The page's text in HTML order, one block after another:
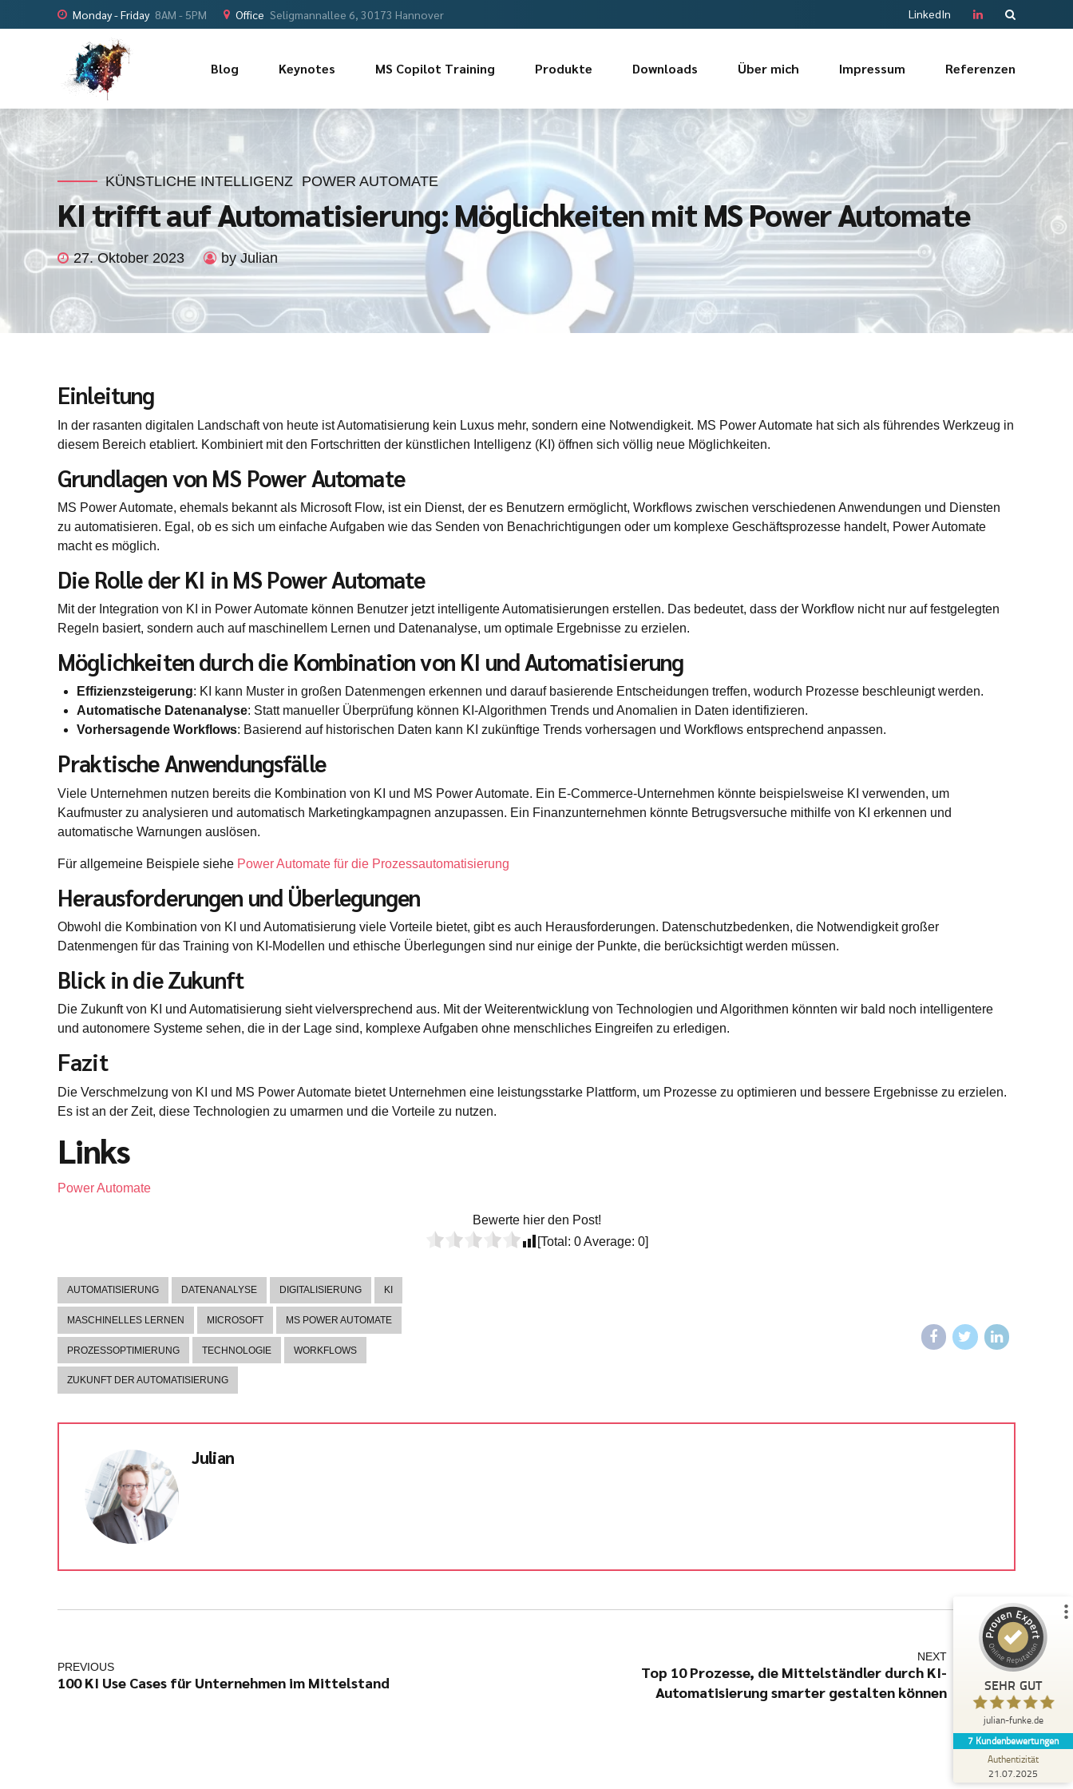
Monday - Friday 8AM - 5PM Office Seligmannallee 6, 30173 Hannover LinkedIn
Blog Keynotes MS Copilot Training Produkte Downloads Über mich Impressum Referenzen
KÜNSTLICHE INTELLIGENZ POWER AUTOMATE
KI trifft auf Automatisierung: Möglichkeiten mit MS Power Automate
27. Oktober 2023 by Julian
Einleitung
In der rasanten digitalen Landschaft von heute ist Automatisierung kein Luxus mehr, sondern eine Notwendigkeit. MS Power Automate hat sich als führendes Werkzeug in
diesem Bereich etabliert. Kombiniert mit den Fortschritten der künstlichen Intelligenz (KI) öffnen sich völlig neue Möglichkeiten.
Grundlagen von MS Power Automate
MS Power Automate, ehemals bekannt als Microsoft Flow, ist ein Dienst, der es Benutzern ermöglicht, Workflows zwischen verschiedenen Anwendungen und Diensten
zu automatisieren. Egal, ob es sich um einfache Aufgaben wie das Senden von Benachrichtigungen oder um komplexe Geschäftsprozesse handelt, Power Automate
macht es möglich.
Die Rolle der KI in MS Power Automate
Mit der Integration von KI in Power Automate können Benutzer jetzt intelligente Automatisierungen erstellen. Das bedeutet, dass der Workflow nicht nur auf festgelegten
Regeln basiert, sondern auch auf maschinellem Lernen und Datenanalyse, um optimale Ergebnisse zu erzielen.
Möglichkeiten durch die Kombination von KI und Automatisierung
Effizienzsteigerung: KI kann Muster in großen Datenmengen erkennen und darauf basierende Entscheidungen treffen, wodurch Prozesse beschleunigt werden.
Automatische Datenanalyse: Statt manueller Überprüfung können KI-Algorithmen Trends und Anomalien in Daten identifizieren.
Vorhersagende Workflows: Basierend auf historischen Daten kann KI zukünftige Trends vorhersagen und Workflows entsprechend anpassen.
Praktische Anwendungsfälle
Viele Unternehmen nutzen bereits die Kombination von KI und MS Power Automate. Ein E-Commerce-Unternehmen könnte beispielsweise KI verwenden, um
Kaufmuster zu analysieren und automatisch Marketingkampagnen anzupassen. Ein Finanzunternehmen könnte Betrugsversuche mithilfe von KI erkennen und
automatische Warnungen auslösen.
Für allgemeine Beispiele siehe Power Automate für die Prozessautomatisierung
Herausforderungen und Überlegungen
Obwohl die Kombination von KI und Automatisierung viele Vorteile bietet, gibt es auch Herausforderungen. Datenschutzbedenken, die Notwendigkeit großer
Datenmengen für das Training von KI-Modellen und ethische Überlegungen sind nur einige der Punkte, die berücksichtigt werden müssen.
Blick in die Zukunft
Die Zukunft von KI und Automatisierung sieht vielversprechend aus. Mit der Weiterentwicklung von Technologien und Algorithmen könnten wir bald noch intelligentere
und autonomere Systeme sehen, die in der Lage sind, komplexe Aufgaben ohne menschliches Eingreifen zu erledigen.
Fazit
Die Verschmelzung von KI und MS Power Automate bietet Unternehmen eine leistungsstarke Plattform, um Prozesse zu optimieren und bessere Ergebnisse zu erzielen.
Es ist an der Zeit, diese Technologien zu umarmen und die Vorteile zu nutzen.
Links
Power Automate
Bewerte hier den Post!
[Total: 0Average: 0]
AUTOMATISIERUNG DATENANALYSE DIGITALISIERUNG KI
MASCHINELLES LERNEN MICROSOFT MS POWER AUTOMATE
PROZESSOPTIMIERUNG TECHNOLOGIE WORKFLOWS
ZUKUNFT DER AUTOMATISIERUNG
Julian
PREVIOUS
100 KI Use Cases für Unternehmen im Mittelstand
NEXT
Top 10 Prozesse, die Mittelständler durch KI-
Automatisierung smarter gestalten können
SEHR GUT
julian-funke.de
7 Kundenbewertungen
Authentizität
21.07.2025
Erfahren Sie mehr über dieses Bewertungssiegel
Anonym
5,00
Julian Funke ist ein wirklicher Experte im KI
Bereich, der auch den technischen
Background mitbringt und Wis...